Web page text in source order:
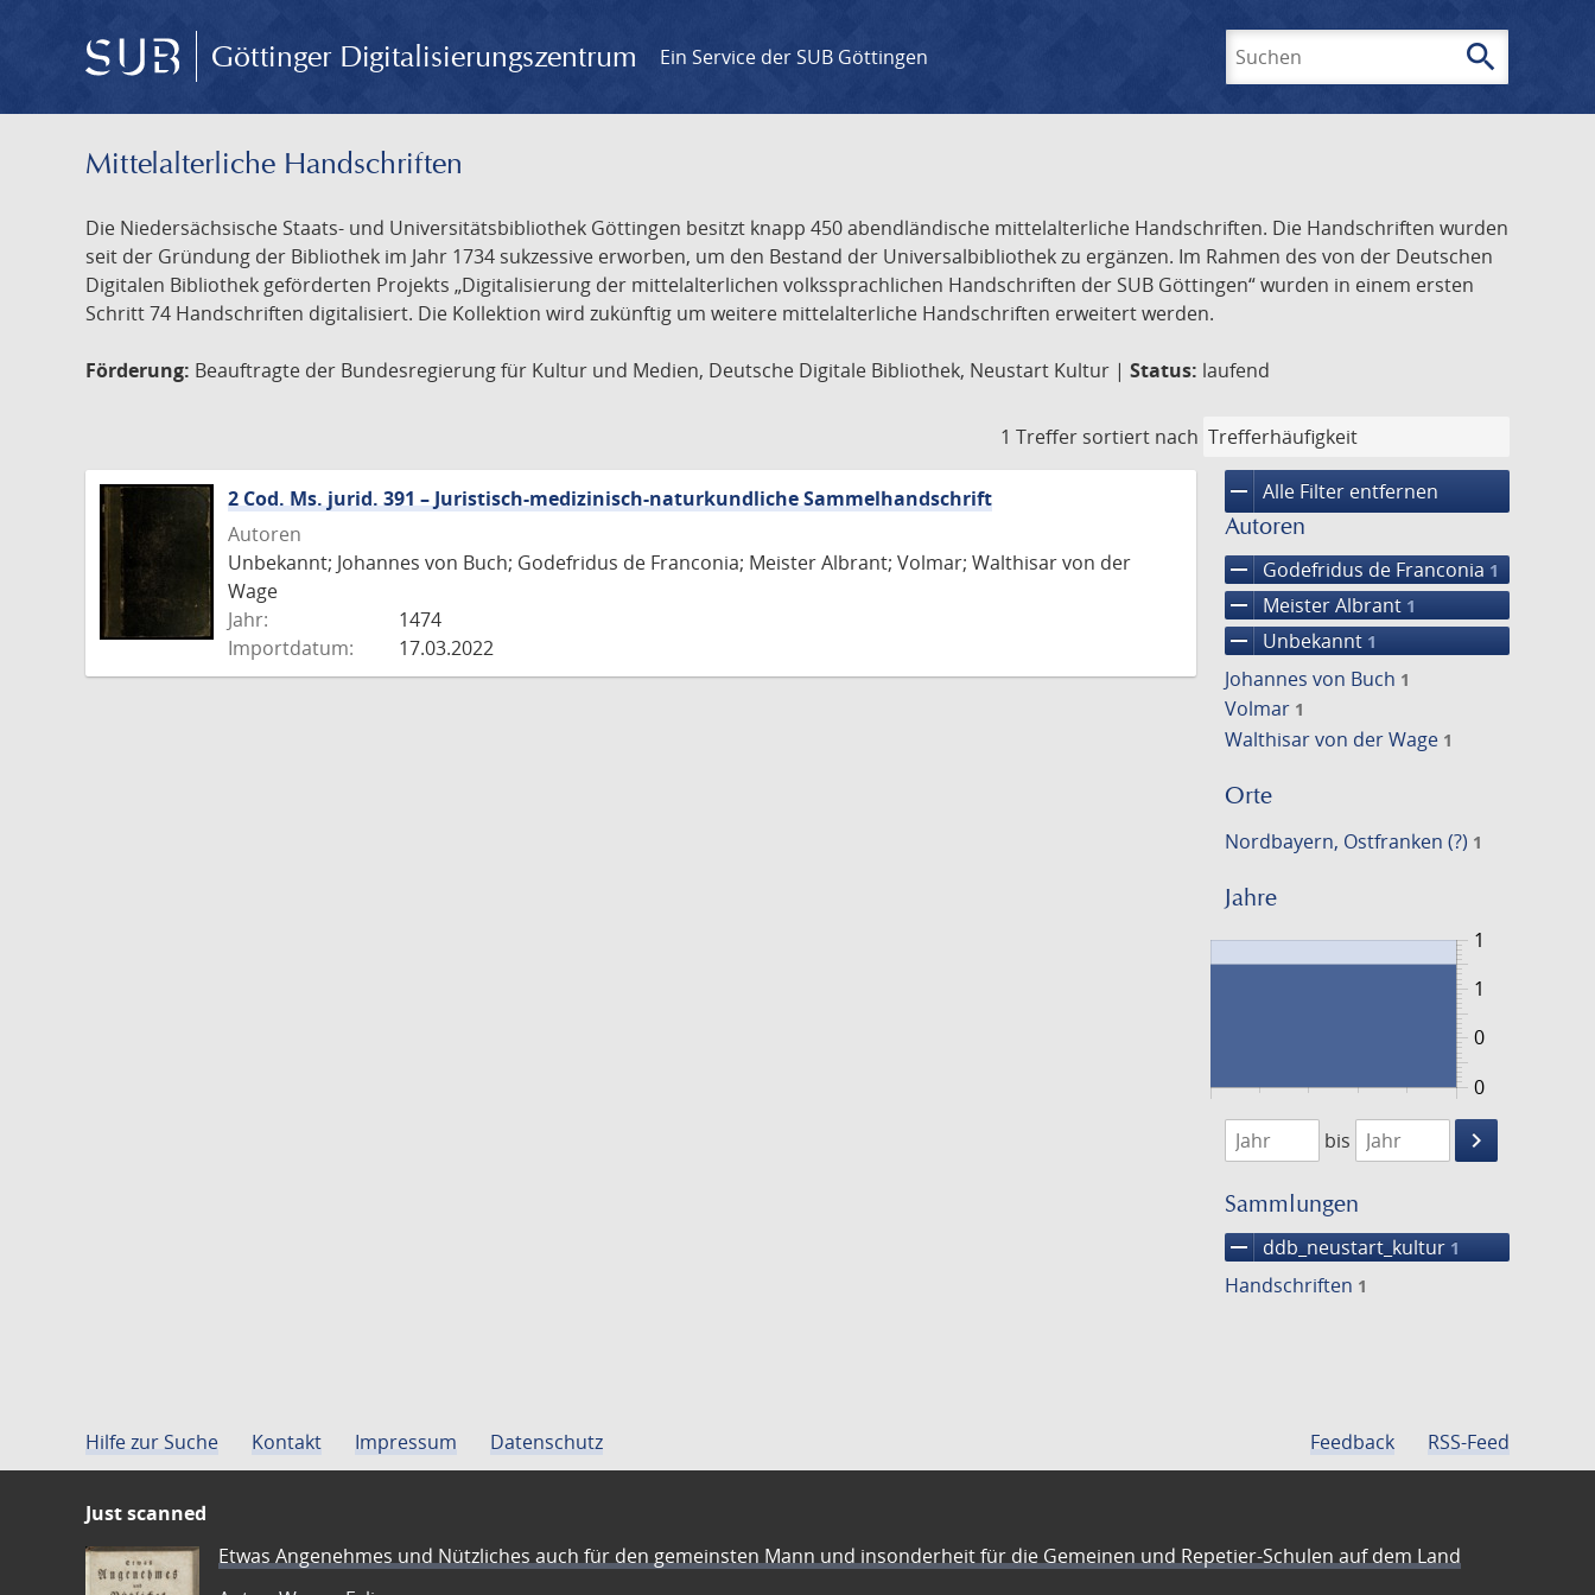
Göttinger Digitalisierungszentrum Ein Service der SUB Göttingen search
Mittelalterliche Handschriften
Die Niedersächsische Staats- und Universitätsbibliothek Göttingen besitzt knapp 450 abendländische mittelalterliche Handschriften. Die Handschriften wurden
seit der Gründung der Bibliothek im Jahr 1734 sukzessive erworben, um den Bestand der Universalbibliothek zu ergänzen. Im Rahmen des von der Deutschen
Digitalen Bibliothek geförderten Projekts „Digitalisierung der mittelalterlichen volkssprachlichen Handschriften der SUB Göttingen“ wurden in einem ersten
Schritt 74 Handschriften digitalisiert. Die Kollektion wird zukünftig um weitere mittelalterliche Handschriften erweitert werden.
Förderung: Beauftragte der Bundesregierung für Kultur und Medien, Deutsche Digitale Bibliothek, Neustart Kultur | Status: laufend
1 Treffer sortiert nach
remove Alle Filter entfernen
Autoren
remove Godefridus de Franconia 1
remove Meister Albrant 1
remove Unbekannt 1
Johannes von Buch 1
Volmar 1
Walthisar von der Wage 1
Orte
Nordbayern, Ostfranken (?) 1
Jahre
0
1
0
1
1474
1475
bis
keyboard_arrow_right
Suche
Sammlungen
remove ddb_neustart_kultur 1
Handschriften 1
2 Cod. Ms. jurid. 391 – Juristisch-medizinisch-naturkundliche Sammelhandschrift
Autoren
Unbekannt; Johannes von Buch; Godefridus de Franconia; Meister Albrant; Volmar; Walthisar von der
Wage
Jahr:
1474
Importdatum:
17.03.2022
Hilfe zur Suche Kontakt Impressum Datenschutz Feedback RSS-Feed
Just scanned
Etwas Angenehmes und Nützliches auch für den gemeinsten Mann und insonderheit für die Gemeinen und Repetier-Schulen auf dem Land